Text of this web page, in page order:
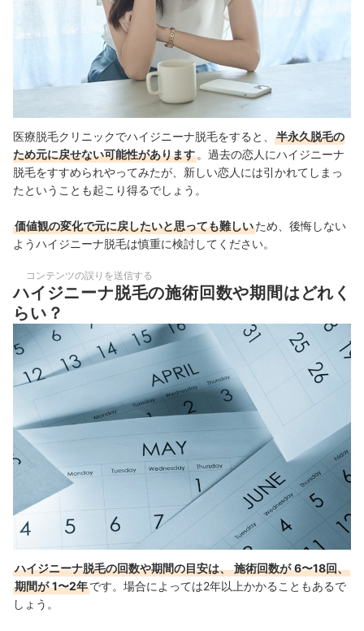
医療脱毛クリニックでハイジニーナ脱毛をすると、
半永久脱毛の
ため元に戻せない可能性があります 。過去の恋人にハイジニーナ
脱毛をすすめられやってみたが、新しい恋人には引かれてしまっ
たということも起こり得るでしょう。
価値観の変化で元に戻したいと思っても難しいため、後悔しない
ようハイジニーナ脱毛は慎重に検討してください。
コンテンツの誤りを送信する
ハイジニーナ脱毛の施術回数や期間はどれく
らい？
ハイジニーナ脱毛の回数や期間の目安は、 施術回数が 6〜18回、
期間が 1〜2年です。場合によっては2年以上かかることもあるで
しょう。